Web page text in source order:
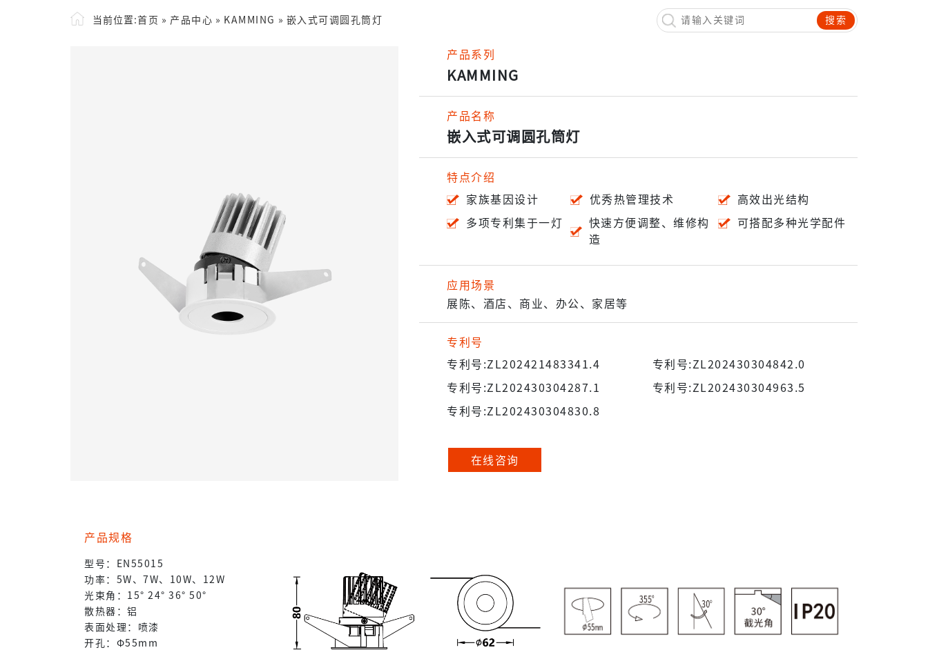
当前位置:首页 » 产品中心 » KAMMING » 嵌入式可调圆孔筒灯 搜索
产品系列
KAMMING
产品名称
嵌入式可调圆孔筒灯
特点介绍
家族基因设计
优秀热管理技术 高效出光结构
多项专利集于一灯
快速方便调整、维修构
造
可搭配多种光学配件
应用场景
展陈、酒店、商业、办公、家居等
专利号
专利号:ZL202421483341.4
专利号:ZL202430304842.0
专利号:ZL202430304287.1 专利号:ZL202430304963.5
专利号:ZL202430304830.8
在线咨询
产品规格
型号：EN55015
功率：5W、7W、10W、12W
光束角：15° 24° 36° 50°
散热器：铝
表面处理：喷漆
开孔：Φ55mm